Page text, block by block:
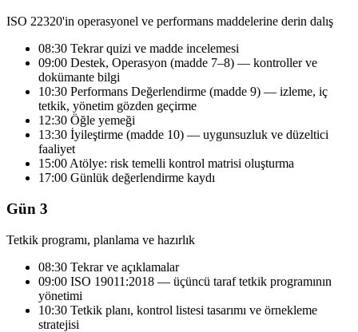
ISO 22320'in operasyonel ve performans maddelerine derin dalış
08:30 Tekrar quizi ve madde incelemesi
09:00 Destek, Operasyon (madde 7–8) — kontroller ve
dokümante bilgi
10:30 Performans Değerlendirme (madde 9) — izleme, iç
tetkik, yönetim gözden geçirme
12:30 Öğle yemeği
13:30 İyileştirme (madde 10) — uygunsuzluk ve düzeltici
faaliyet
15:00 Atölye: risk temelli kontrol matrisi oluşturma
17:00 Günlük değerlendirme kaydı
Gün 3
Tetkik programı, planlama ve hazırlık
08:30 Tekrar ve açıklamalar
09:00 ISO 19011:2018 — üçüncü taraf tetkik programının
yönetimi
10:30 Tetkik planı, kontrol listesi tasarımı ve örnekleme
stratejisi